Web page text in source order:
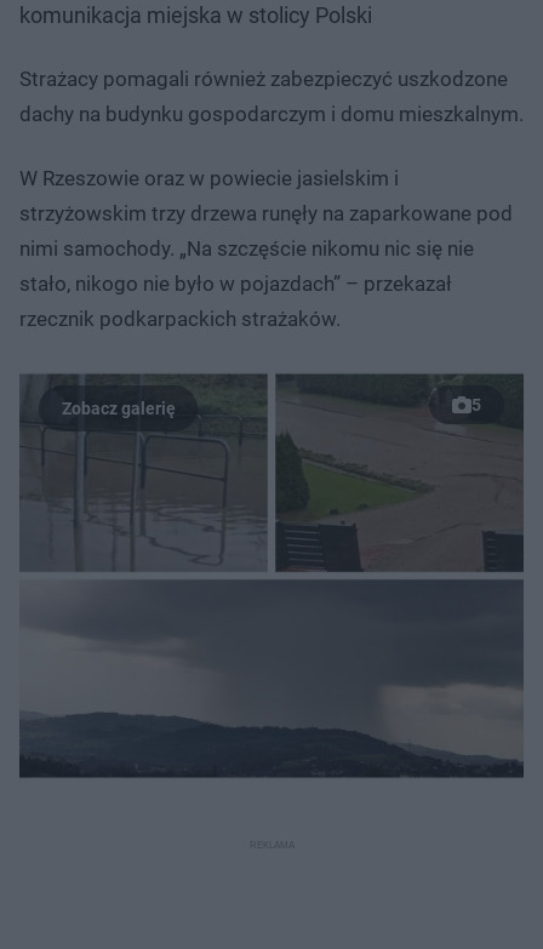
komunikacja miejska w stolicy Polski
Strażacy pomagali również zabezpieczyć uszkodzone
dachy na budynku gospodarczym i domu mieszkalnym.
W Rzeszowie oraz w powiecie jasielskim i
strzyżowskim trzy drzewa runęły na zaparkowane pod
nimi samochody. „Na szczęście nikomu nic się nie
stało, nikogo nie było w pojazdach” – przekazał
rzecznik podkarpackich strażaków.
5